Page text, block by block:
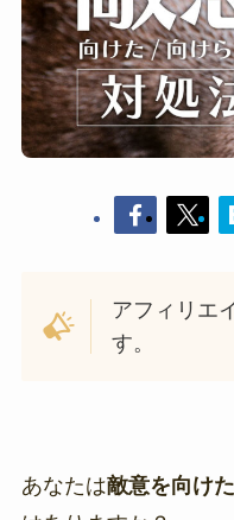
アフィリエ
す。
あなたは敵意を向け